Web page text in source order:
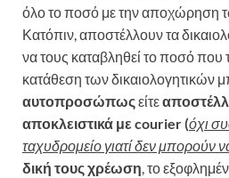
όλο το ποσό με την αποχώρηση
Κατόπιν, αποστέλλουν τα
να τους καταβληθεί το ποσό που
κατάθεση των δικαιολογητικών
αυτοπροσώπωςείτε
αποκλειστικά με courier (όχι
ταχυδρομείο γιατί δεν μπορούν
δική τους χρέωση, το